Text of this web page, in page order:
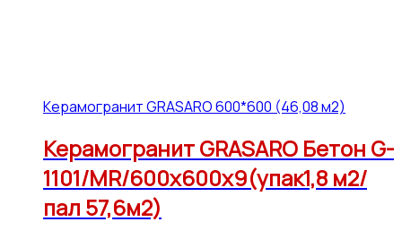
Керамогранит GRASARO 600*600 (46,08 м2)
Керамогранит GRASARO Бетон G-
1101/MR/600x600x9(упак1,8 м2/
пал 57,6м2)